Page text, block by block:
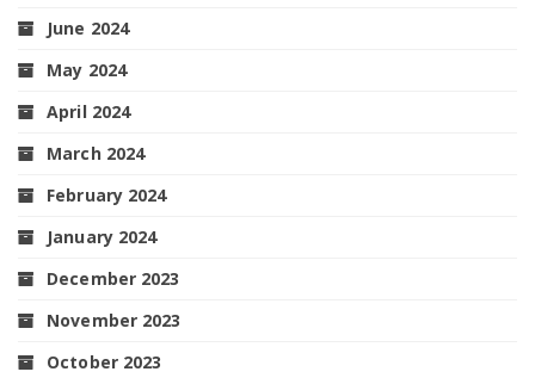
June 2024
May 2024
April 2024
March 2024
February 2024
January 2024
December 2023
November 2023
October 2023